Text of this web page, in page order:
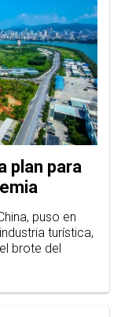
plan para
puso en
turística,
brote del